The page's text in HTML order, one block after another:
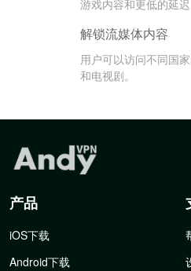
游戏内容和更低的延迟
解锁流媒体内容
用户可以访问不同国
和电视剧。
产品
iOS下载
Android下载